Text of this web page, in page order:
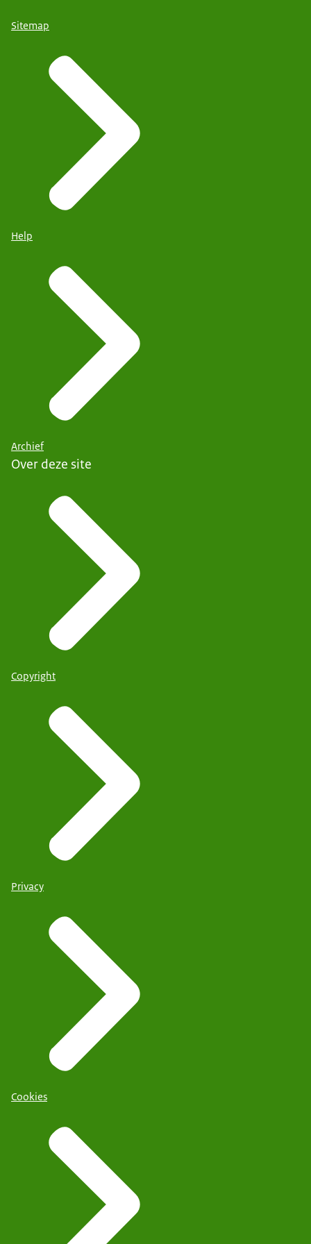
Sitemap
Help
Archief
Over deze site
Copyright
Privacy
Cookies